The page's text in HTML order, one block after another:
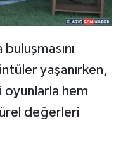
yaşanırken,
hem
değerleri